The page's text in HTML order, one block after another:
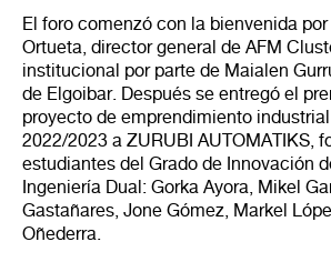
El foro comenzó con la bienvenida
Ortueta, director general de AFM
institucional por parte de Maialen
de Elgoibar. Después se entregó el
proyecto de emprendimiento
2022/2023 a ZURUBI AUTOMATIKS,
estudiantes del Grado de Innovación
Ingeniería Dual: Gorka Ayora, Mikel
Gastañares, Jone Gómez, Markel
Oñederra.